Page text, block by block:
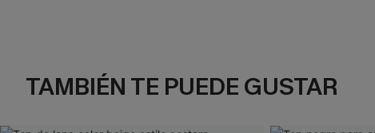
TAMBIÉN TE PUEDE GUSTAR